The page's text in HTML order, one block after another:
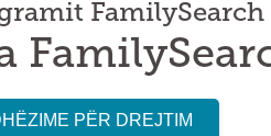
FamilySearch
PËR DREJTIM